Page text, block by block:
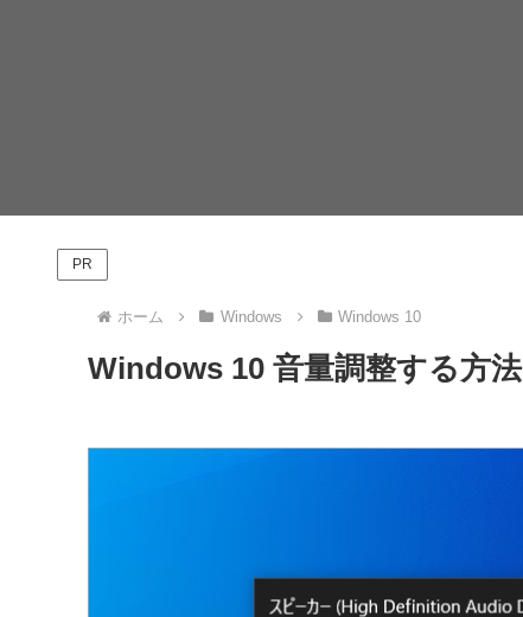
PR
ホーム Windows Windows 10
Windows 10 音量調整する方法